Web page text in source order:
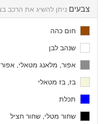
צבעים ניתן להשיג את הרכב
חום כהה
שנהב לבן
אפור, מלאנג מטאלי,
בז, בז מטאלי
תכלת
שחור מטלי, שחור חציל